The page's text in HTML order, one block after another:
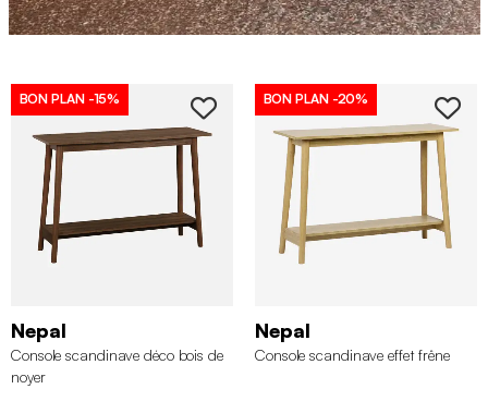
BON PLAN -15%
Nepal
Console scandinave déco bois de
noyer
BON PLAN -20%
Nepal
Console scandinave effet frêne